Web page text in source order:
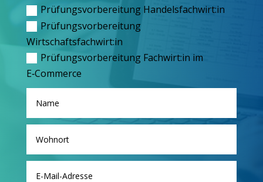
Prü­fungs­vor­be­rei­tung Handelsfachwirt:in
Prü­fungs­vor­be­rei­tung
Wirtschaftsfachwirt:in
Prü­fungs­vor­be­rei­tung Fachwirt:in im
E‑Commerce